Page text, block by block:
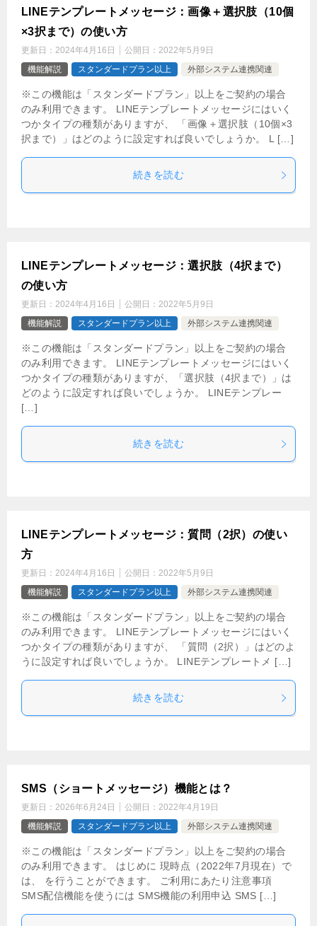
LINEテンプレートメッセージ：画像＋選択肢（10個
×3択まで）の使い方
更新日： 2024年4月16日 公開日： 2022年5月9日
機能解説
スタンダードプラン以上 外部システム連携関連
※この機能は「スタンダードプラン」以上をご契約の場合
のみ利用できます。 LINEテンプレートメッセージにはいく
つかタイプの種類がありますが、 「画像＋選択肢（10個×3
択まで）」はどのように設定すれば良いでしょうか。 L […]
続きを読む
LINEテンプレートメッセージ：選択肢（4択まで）
の使い方
更新日： 2024年4月16日 公開日： 2022年5月9日
機能解説
スタンダードプラン以上 外部システム連携関連
※この機能は「スタンダードプラン」以上をご契約の場合
のみ利用できます。 LINEテンプレートメッセージにはいく
つかタイプの種類がありますが、「選択肢（4択まで）」は
どのように設定すれば良いでしょうか。 LINEテンプレー
[…]
続きを読む
LINEテンプレートメッセージ：質問（2択）の使い
方
更新日： 2024年4月16日 公開日： 2022年5月9日
機能解説
スタンダードプラン以上 外部システム連携関連
※この機能は「スタンダードプラン」以上をご契約の場合
のみ利用できます。 LINEテンプレートメッセージにはいく
つかタイプの種類がありますが、 「質問（2択）」はどのよ
うに設定すれば良いでしょうか。 LINEテンプレートメ […]
続きを読む
SMS（ショートメッセージ）機能とは？
更新日： 2026年6月24日 公開日： 2022年4月19日
機能解説
スタンダードプラン以上 外部システム連携関連
※この機能は「スタンダードプラン」以上をご契約の場合
のみ利用できます。 はじめに 現時点（2022年7月現在）で
は、 を行うことができます。 ご利用にあたり注意事項
SMS配信機能を使うには SMS機能の利用申込 SMS […]